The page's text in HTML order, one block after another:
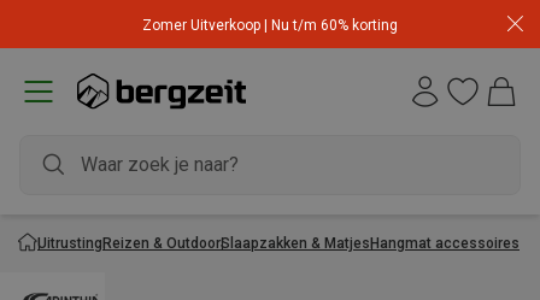
Zomer Uitverkoop | Nu t/m 60% korting
UitrustingReizen & OutdoorSlaapzakken & MatjesHangmat accessoires